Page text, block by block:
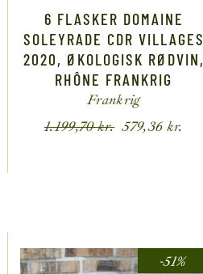
6 FLASKER DOMAINE
SOLEYRADE CDR VILLAGES
2020, ØKOLOGISK RØDVIN,
RHÔNE FRANKRIG
Frankrig
1.199,70kr. 579,36kr.
-51%